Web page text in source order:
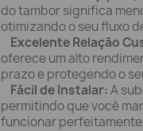
do tambor significa
otimizando o seu fluxo
Excelente Relação
oferece um alto
prazo e protegendo o
Fácil de Instalar:A
permitindo que você
funcionar